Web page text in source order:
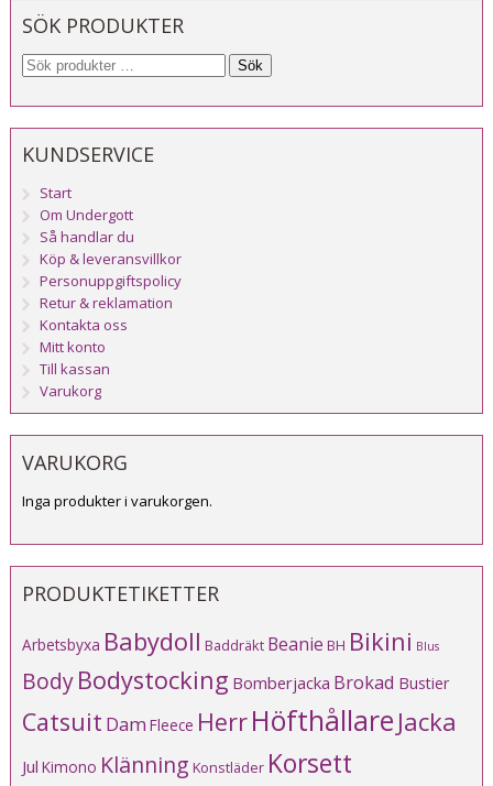
SÖK PRODUKTER
Sök
KUNDSERVICE
Start
Om Undergott
Så handlar du
Köp & leveransvillkor
Personuppgiftspolicy
Retur & reklamation
Kontakta oss
Mitt konto
Till kassan
Varukorg
VARUKORG
Inga produkter i varukorgen.
PRODUKTETIKETTER
Arbetsbyxa Babydoll Baddräkt Beanie BH Bikini Blus
BodyBodystocking Bomberjacka Brokad Bustier
Catsuit Dam Fleece HerrHöfthållare Jacka
Jul Kimono Klänning Konstläder Korsett